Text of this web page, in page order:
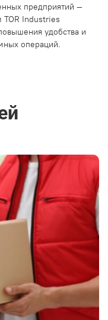
предприятий —
TOR Industries
удобства и
операций.